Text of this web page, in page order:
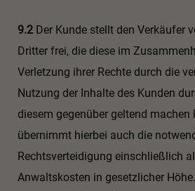
9.2 Der Kunde stellt den Verkäufer
Dritter frei, die diese im
Verletzung ihrer Rechte durch die
Nutzung der Inhalte des Kunden
diesem gegenüber geltend machen
übernimmt hierbei auch die
Rechtsverteidigung einschließlich
Anwaltskosten in gesetzlicher